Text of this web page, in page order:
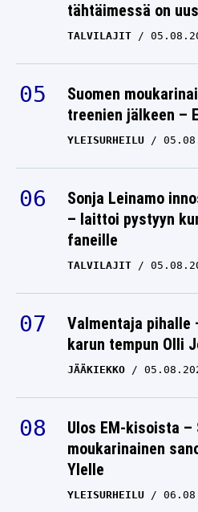
tähtäimessä on
TALVILAJIT
Suomen
treenien jälkeen –
YLEISURHEILU
Sonja Leinamo
– laittoi pystyyn
faneille
TALVILAJIT
Valmentaja pihalle
karun tempun Olli
JÄÄKIEKKO
Ulos EM-kisoista –
moukarinainen
Ylelle
YLEISURHEILU